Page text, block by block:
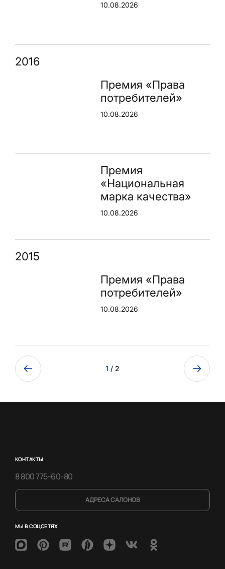
10.08.2026
2016
Премия «Права
потребителей»
10.08.2026
Премия
«Национальная
марка качества»
10.08.2026
2015
Премия «Права
потребителей»
10.08.2026
1 / 2
КОНТАКТЫ
8 800 775-60-80
АДРЕСА САЛОНОВ
МЫ В СОЦСЕТЯХ